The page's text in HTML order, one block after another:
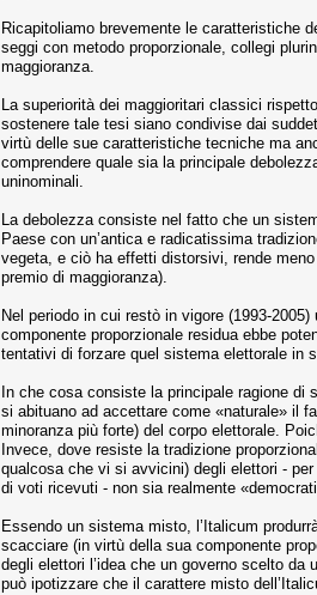
Ricapitoliamo brevemente le caratteristiche
seggi con metodo proporzionale, collegi
maggioranza.
La superiorità dei maggioritari classici
sostenere tale tesi siano condivise dai
virtù delle sue caratteristiche tecniche ma
comprendere quale sia la principale
uninominali.
La debolezza consiste nel fatto che un
Paese con un’antica e radicatissima
vegeta, e ciò ha effetti distorsivi, rende
premio di maggioranza).
Nel periodo in cui restò in vigore (1993-
componente proporzionale residua ebbe
tentativi di forzare quel sistema elettorale in
In che cosa consiste la principale ragione di
si abituano ad accettare come «naturale» il
minoranza più forte) del corpo elettorale.
Invece, dove resiste la tradizione
qualcosa che vi si avvicini) degli elettori -
di voti ricevuti - non sia realmente
Essendo un sistema misto, l’Italicum
scacciare (in virtù della sua componente
degli elettori l’idea che un governo scelto
può ipotizzare che il carattere misto